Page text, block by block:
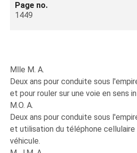
Page no.
1449
Mlle M. A.
Deux ans pour conduite sous
et pour rouler sur une voie en sens
M.O. A.
Deux ans pour conduite sous
et utilisation du téléphone cellulaire
véhicule.